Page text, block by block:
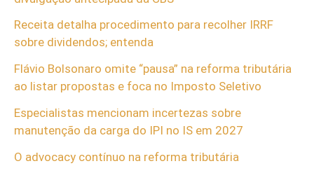
Receita detalha procedimento para recolher IRRF
sobre dividendos; entenda
Flávio Bolsonaro omite “pausa” na reforma tributária
ao listar propostas e foca no Imposto Seletivo
Especialistas mencionam incertezas sobre
manutenção da carga do IPI no IS em 2027
O advocacy contínuo na reforma tributária